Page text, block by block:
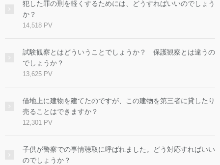
犯した罪の刑を軽くするためには、どうすればいいのでしょう
か？
14,518 PV
試験観察とはどういうことでしょうか？ 保護観察とは違うの
でしょうか？
13,625 PV
借地上に建物を建てたのですが、この建物を第三者に貸したり
売ることはできますか？
12,301 PV
子供が警察での事情聴取に呼ばれました。どう対応すればいい
のでしょうか？